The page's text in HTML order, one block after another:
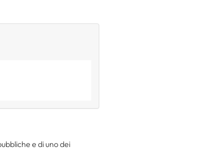
e di uno dei